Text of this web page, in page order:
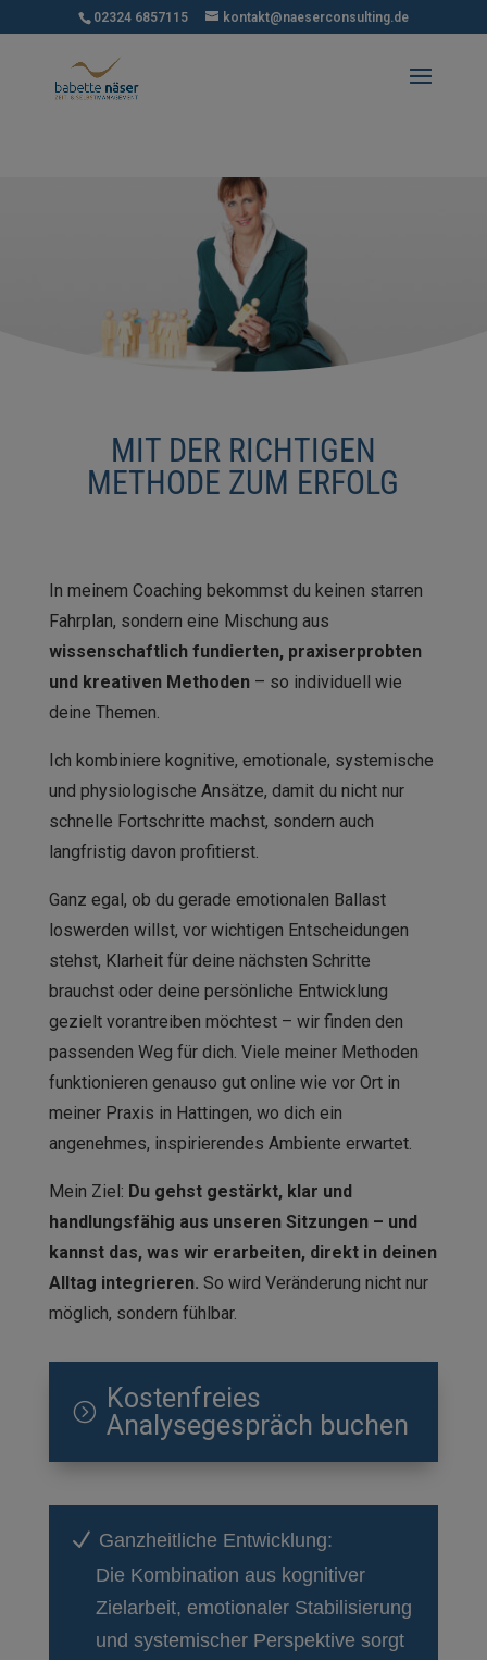
02324 6857115 kontakt@naeserconsulting.de
MIT DER RICHTIGEN
METHODE ZUM ERFOLG
In meinem Coaching bekommst du keinen starren
Fahrplan, sondern eine Mischung aus
wissenschaftlich fundierten, praxiserprobten
und kreativen Methoden– so individuell wie
deine Themen.
Ich kombiniere kognitive, emotionale, systemische
und physiologische Ansätze, damit du nicht nur
schnelle Fortschritte machst, sondern auch
langfristig davon profitierst.
Ganz egal, ob du gerade emotionalen Ballast
loswerden willst, vor wichtigen Entscheidungen
stehst, Klarheit für deine nächsten Schritte
brauchst oder deine persönliche Entwicklung
gezielt vorantreiben möchtest – wir finden den
passenden Weg für dich. Viele meiner Methoden
funktionieren genauso gut online wie vor Ort in
meiner Praxis in Hattingen, wo dich ein
angenehmes, inspirierendes Ambiente erwartet.
Mein Ziel: Du gehst gestärkt, klar und
handlungsfähig aus unseren Sitzungen – und
kannst das, was wir erarbeiten, direkt in deinen
Alltag integrieren. So wird Veränderung nicht nur
möglich, sondern fühlbar.
=
Kostenfreies
Analysegespräch buchen
N Ganzheitliche Entwicklung:
Die Kombination aus kognitiver
Zielarbeit, emotionaler Stabilisierung
und systemischer Perspektive sorgt